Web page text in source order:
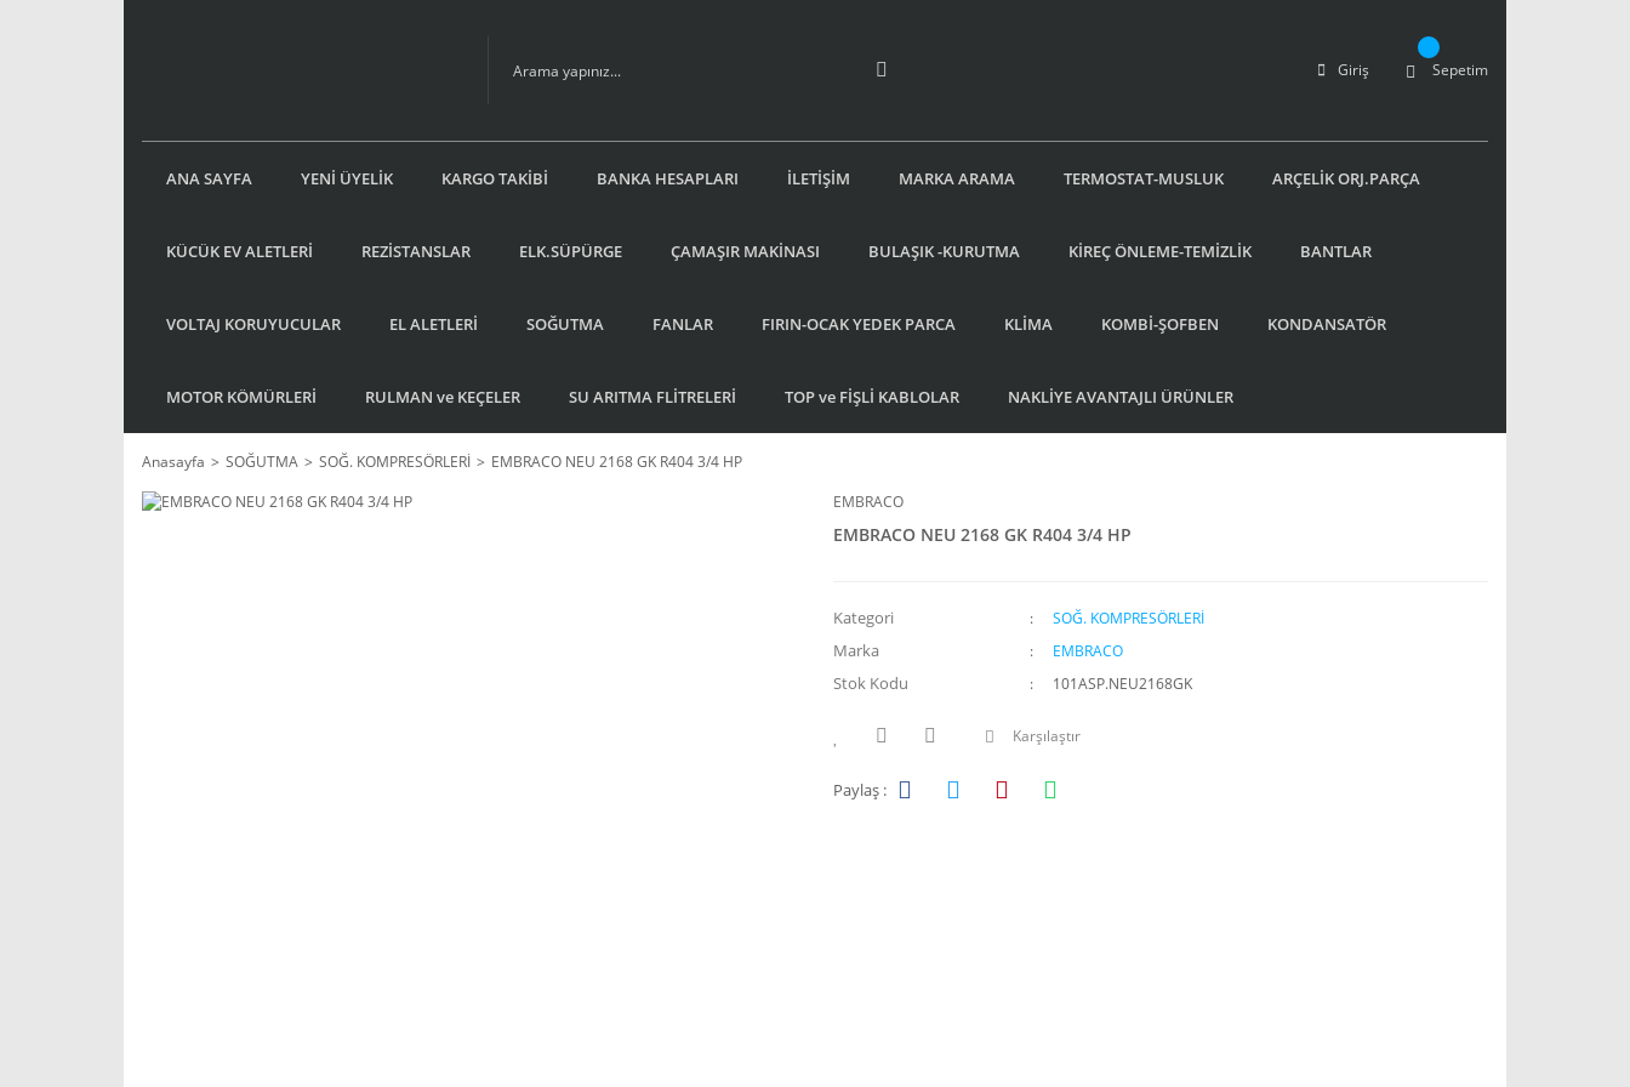
Giriş Sepetim
ANA SAYFA YENİ ÜYELİK KARGO TAKİBİ BANKA HESAPLARI İLETİŞİM MARKA ARAMA TERMOSTAT-MUSLUK ARÇELİK ORJ.PARÇA
KÜCÜK EV ALETLERİ REZİSTANSLAR ELK.SÜPÜRGE ÇAMAŞIR MAKİNASI BULAŞIK -KURUTMA KİREÇ ÖNLEME-TEMİZLİK BANTLAR
VOLTAJ KORUYUCULAR EL ALETLERİ SOĞUTMA FANLAR FIRIN-OCAK YEDEK PARCA KLİMA KOMBİ-ŞOFBEN KONDANSATÖR
MOTOR KÖMÜRLERİ RULMAN ve KEÇELER SU ARITMA FLİTRELERİ TOP ve FİŞLİ KABLOLAR NAKLİYE AVANTAJLI ÜRÜNLER
Anasayfa SOĞUTMA SOĞ. KOMPRESÖRLERİ
EMBRACO NEU 2168 GK R404 3/4 HP
EMBRACO
EMBRACO NEU 2168 GK R404 3/4 HP
Kategori SOĞ. KOMPRESÖRLERİ
Marka EMBRACO
Stok Kodu 101ASP.NEU2168GK
Karşılaştır
Paylaş :